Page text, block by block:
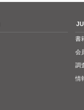
書
会
調
情